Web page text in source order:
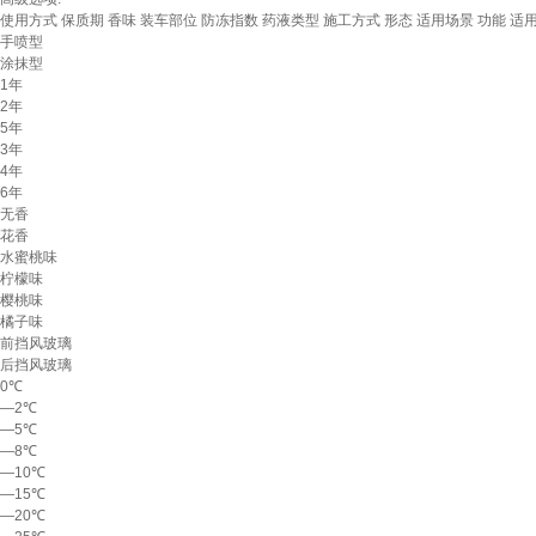
使用方式 保质期 香味 装车部位 防冻指数 药液类型 施工方式 形态 适用场景 功能 适
手喷型
涂抹型
1年
2年
5年
3年
4年
6年
无香
花香
水蜜桃味
柠檬味
樱桃味
橘子味
前挡风玻璃
后挡风玻璃
0℃
—2℃
—5℃
—8℃
—10℃
—15℃
—20℃